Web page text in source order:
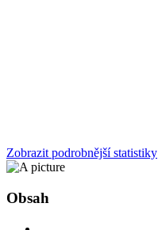
Zobrazit podrobnější statistiky
Obsah